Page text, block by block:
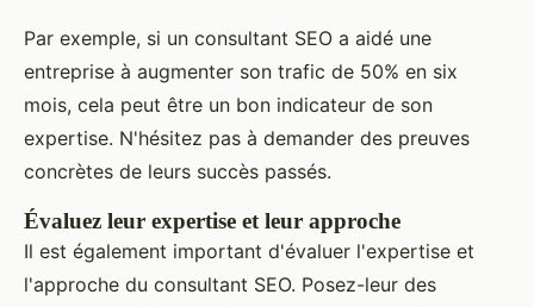
Par exemple, si un consultant SEO a aidé une
entreprise à augmenter son trafic de 50% en six
mois, cela peut être un bon indicateur de son
expertise. N'hésitez pas à demander des preuves
concrètes de leurs succès passés.
Évaluez leur expertise et leur approche
Il est également important d'évaluer l'expertise et
l'approche du consultant SEO. Posez-leur des